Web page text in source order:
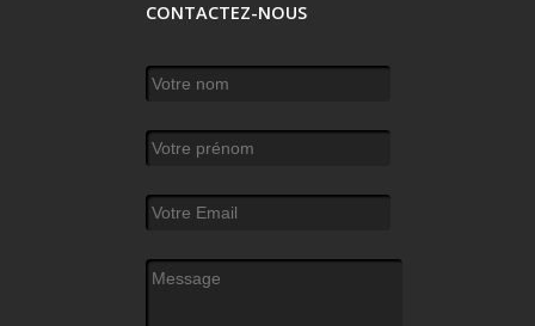
CONTACTEZ-NOUS
Votre nom
Votre prénom
Votre Email
Message